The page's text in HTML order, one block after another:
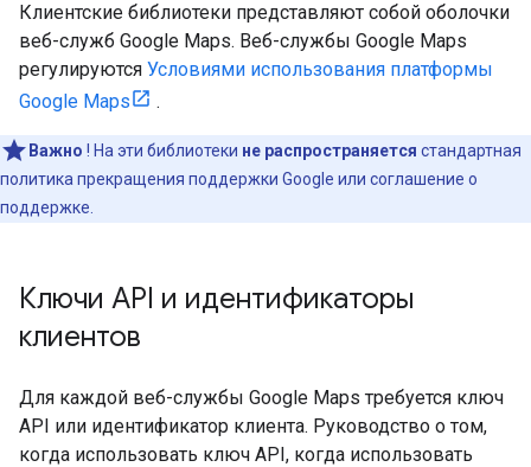
Клиентские библиотеки представляют собой оболочки
веб-служб Google Maps. Веб-службы Google Maps
регулируются Условиями использования платформы
Google Maps
.
Важно ! На эти библиотеки не распространяется стандартная
политика прекращения поддержки Google или соглашение о
поддержке.
Ключи API и идентификаторы
клиентов
Для каждой веб-службы Google Maps требуется ключ
API или идентификатор клиента. Руководство о том,
когда использовать ключ API, когда использовать